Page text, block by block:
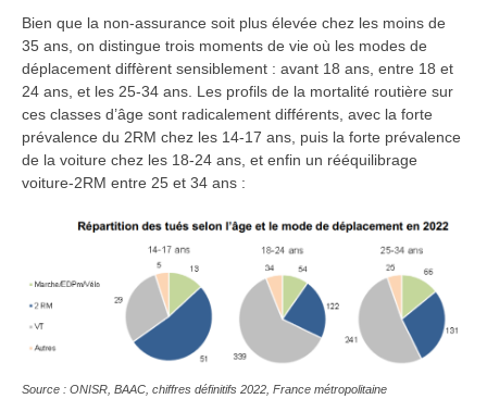
Bien que la non-assurance soit plus élevée chez les moins de
35 ans, on distingue trois moments de vie où les modes de
déplacement diffèrent sensiblement : avant 18 ans, entre 18 et
24 ans, et les 25-34 ans. Les profils de la mortalité routière sur
ces classes d’âge sont radicalement différents, avec la forte
prévalence du 2RM chez les 14-17 ans, puis la forte prévalence
de la voiture chez les 18-24 ans, et enfin un rééquilibrage
voiture-2RM entre 25 et 34 ans :
Source : ONISR, BAAC, chiffres définitifs 2022, France métropolitaine